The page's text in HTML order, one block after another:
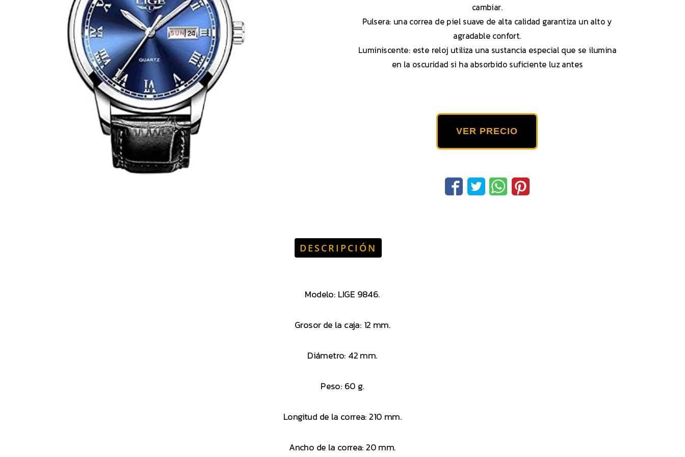
cambiar.
Pulsera: una correa de piel suave de alta calidad garantiza un alto y
agradable confort.
Luminiscente: este reloj utiliza una sustancia especial que se ilumina
en la oscuridad si ha absorbido suficiente luz antes
VER PRECIO
DESCRIPCIÓN
Modelo: LIGE 9846.
Grosor de la caja: 12 mm.
Diámetro: 42 mm.
Peso: 60 g.
Longitud de la correa: 210 mm.
Ancho de la correa: 20 mm.